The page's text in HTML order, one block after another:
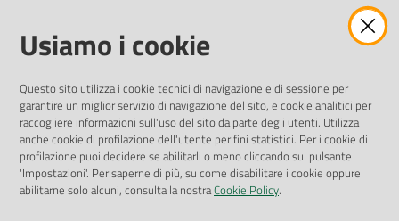
Amministrazione Trasparente
Pubblicità legale
Privacy Policy
Attuazione Misure PNRR
Liste di Attesa
ENTI, IMPRESE E PARTNER
Usiamo i cookie
Questo sito utilizza i cookie tecnici di navigazione e di sessione per
garantire un miglior servizio di navigazione del sito, e cookie analitici per
raccogliere informazioni sull'uso del sito da parte degli utenti. Utilizza
anche cookie di profilazione dell'utente per fini statistici. Per i cookie di
profilazione puoi decidere se abilitarli o meno cliccando sul pulsante
'Impostazioni'. Per saperne di più, su come disabilitare i cookie oppure
abilitarne solo alcuni, consulta la nostraCookie Policy.